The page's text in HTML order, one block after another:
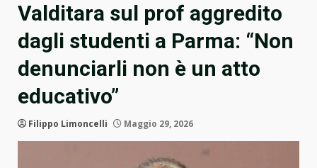
Valditara sul prof aggredito
dagli studenti a Parma: “Non
denunciarli non è un atto
educativo”
Filippo Limoncelli Maggio 29, 2026